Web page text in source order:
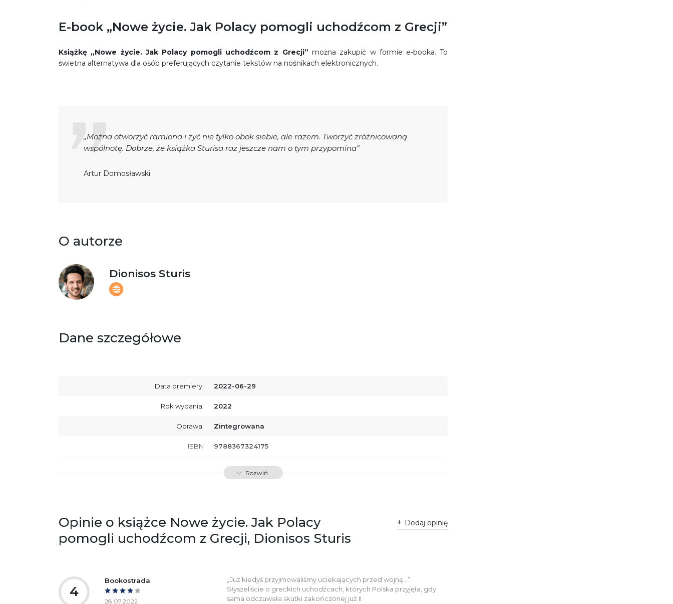
E-book „Nowe życie. Jak Polacy pomogli uchodźcom z Grecji”
Książkę „Nowe życie. Jak Polacy pomogli uchodźcom z Grecji” można zakupić w formie e-booka. To
świetna alternatywa dla osób preferujących czytanie tekstów na nośnikach elektronicznych.
„Można otworzyć ramiona i żyć nie tylko obok siebie, ale razem. Tworzyć zróżnicowaną
wspólnotę. Dobrze, że książka Sturisa raz jeszcze nam o tym przypomina”
Artur Domosławski
O autorze
Dionisos Sturis
Dane szczegółowe
Data premiery: 2022-06-29
Rok wydania: 2022
Oprawa: Zintegrowana
ISBN 9788367324175
K800252
kontakt@wydajenamsie.pl
+48 61 623 38 38
Ostrzeżenia oraz informacje dotyczące
Załącznik PDF
Rozwiń
Opinie o książce Nowe życie. Jak Polacy
pomogli uchodźcom z Grecji, Dionisos Sturis
Dodaj opinię
4
Bookostrada
28.07.2022
„Już kiedyś przyjmowaliśmy uciekających przed wojną…”.
Słyszeliście o greckich uchodźcach, których Polska przyjęła, gdy
sama odczuwała skutki zakończonej już II